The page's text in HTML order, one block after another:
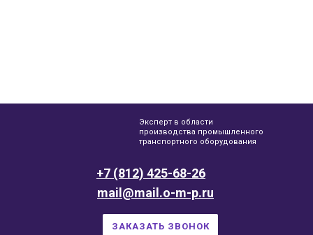
Эксперт в области
производства промышленного
транспортного оборудования
+7 (812) 425-68-26
ЗАКАЗАТЬ ЗВОНОК
mail@mail.o-m-p.ru